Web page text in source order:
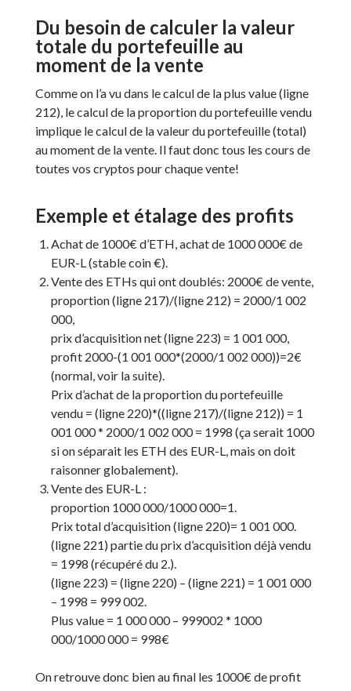
Du besoin de calculer la valeur
totale du portefeuille au
moment de la vente
Comme on l’a vu dans le calcul de la plus value (ligne
212), le calcul de la proportion du portefeuille vendu
implique le calcul de la valeur du portefeuille (total)
au moment de la vente. Il faut donc tous les cours de
toutes vos cryptos pour chaque vente!
Exemple et étalage des profits
Achat de 1000€ d’ETH, achat de 1000 000€ de
EUR-L (stable coin €).
Vente des ETHs qui ont doublés: 2000€ de vente,
proportion (ligne 217)/(ligne 212) = 2000/1 002
000,
prix d’acquisition net (ligne 223) = 1 001 000,
profit 2000-(1 001 000*(2000/1 002 000))=2€
(normal, voir la suite).
Prix d’achat de la proportion du portefeuille
vendu = (ligne 220)*((ligne 217)/(ligne 212)) = 1
001 000 * 2000/1 002 000 = 1998 (ça serait 1000
si on séparait les ETH des EUR-L, mais on doit
raisonner globalement).
Vente des EUR-L :
proportion 1000 000/1000 000=1.
Prix total d’acquisition (ligne 220)= 1 001 000.
(ligne 221) partie du prix d’acquisition déjà vendu
= 1998 (récupéré du 2.).
(ligne 223) = (ligne 220) – (ligne 221) = 1 001 000
– 1998 = 999 002.
Plus value = 1 000 000 – 999002 * 1000
000/1000 000 = 998€
On retrouve donc bien au final les 1000€ de profit